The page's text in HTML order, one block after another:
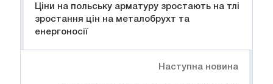
Ціни на польську арматуру зростають на тлі
зростання цін на металобрухт та
енергоносії
Наступна новина